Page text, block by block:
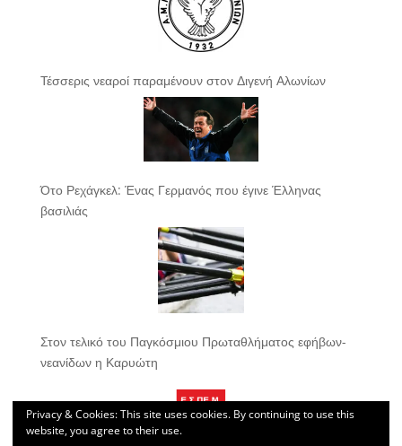
Τέσσερις νεαροί παραμένουν στον Διγενή Αλωνίων
Ότο Ρεχάγκελ: Ένας Γερμανός που έγινε Έλληνας
βασιλιάς
Στον τελικό του Παγκόσμιου Πρωταθλήματος εφήβων-
νεανίδων η Καρυώτη
Privacy & Cookies: This site uses cookies. By continuing to use this
website, you agree to their use.